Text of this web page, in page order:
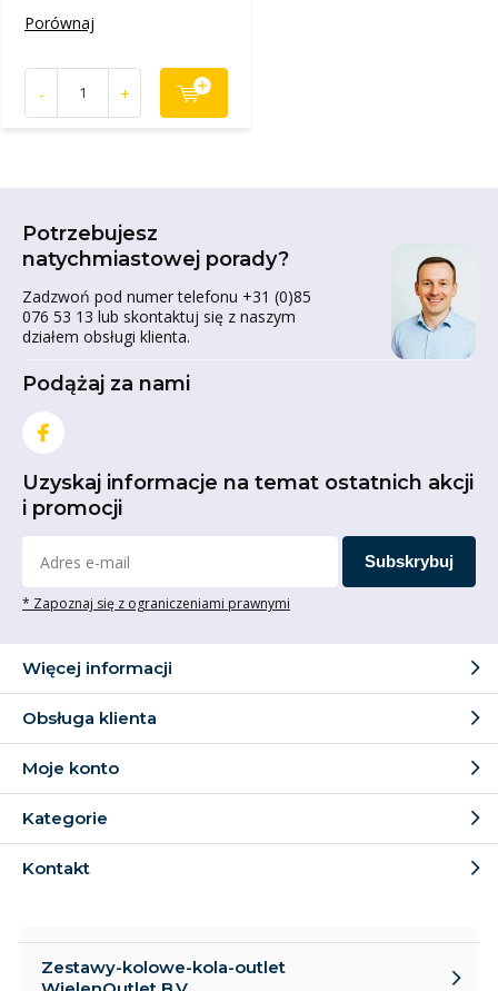
Porównaj
- +
Potrzebujesz
natychmiastowej porady?
Zadzwoń pod numer telefonu +31 (0)85
076 53 13 lub skontaktuj się z naszym
działem obsługi klienta.
Podążaj za nami
Uzyskaj informacje na temat ostatnich akcji
i promocji
Subskrybuj
* Zapoznaj się z ograniczeniami prawnymi
Więcej informacji
Obsługa klienta
Moje konto
Kategorie
Kontakt
Zestawy-kolowe-kola-outlet